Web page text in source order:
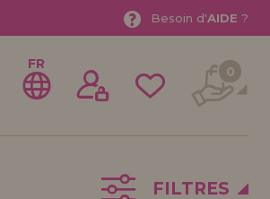
Besoin d'AIDE ?
FR 0
FILTRES